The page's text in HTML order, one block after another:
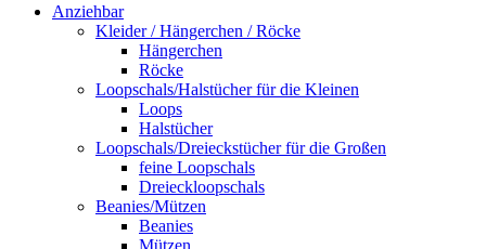
Anziehbar
Kleider / Hängerchen / Röcke
Hängerchen
Röcke
Loopschals/Halstücher für die Kleinen
Loops
Halstücher
Loopschals/Dreieckstücher für die Großen
feine Loopschals
Dreieckloopschals
Beanies/Mützen
Beanies
Mützen